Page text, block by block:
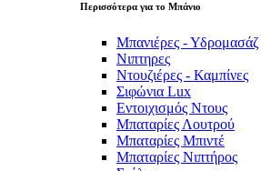
Περισσότερα για το Μπάνιο
Μπανιέρες - Υδρομασάζ
Νιπτηρες
Ντουζιέρες - Καμπίνες
Σιφώνια Lux
Εντοιχισμός Ντους
Μπαταρίες Λουτρού
Μπαταρίες Μπιντέ
Μπαταρίες Νιπτήρος